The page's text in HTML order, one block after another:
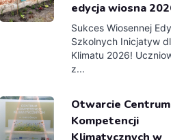
edycja wiosna
Sukces Wiosennej
Szkolnych Inicjatyw
Klimatu 2026!
z...
Otwarcie Centrum
Kompetencji